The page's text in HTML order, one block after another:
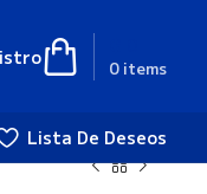
0 items
Lista De Deseos